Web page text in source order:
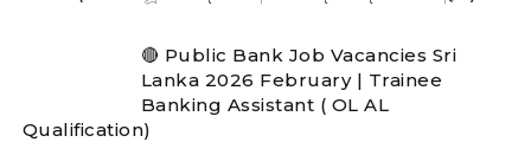
🔴 Public Bank Job Vacancies Sri
Lanka 2026 February | Trainee
Banking Assistant ( OL AL
Qualification)